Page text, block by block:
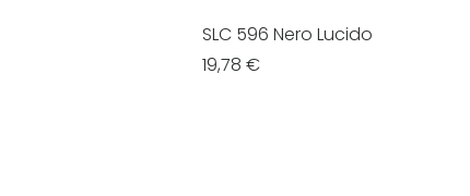
SLC 596 Nero Lucido
Prezzo
19,78 €